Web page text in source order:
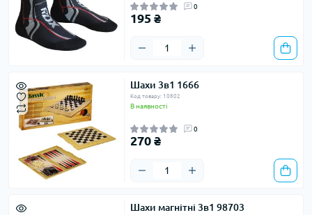
0
195 ₴
Шахи 3в1 1666
Код товару: 10802
В наявності
0
270 ₴
Шахи магнітні 3в1 98703